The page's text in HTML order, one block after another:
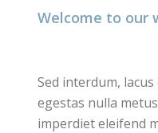
Welcome to our
Sed interdum,
egestas nulla
imperdiet eleifend